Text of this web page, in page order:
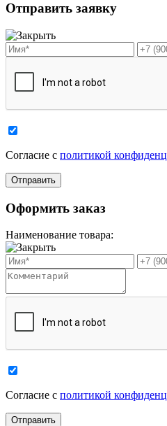
Отправить заявку
Cогласие с политикой
Оформить заказ
Наименование товара:
Cогласие с политикой